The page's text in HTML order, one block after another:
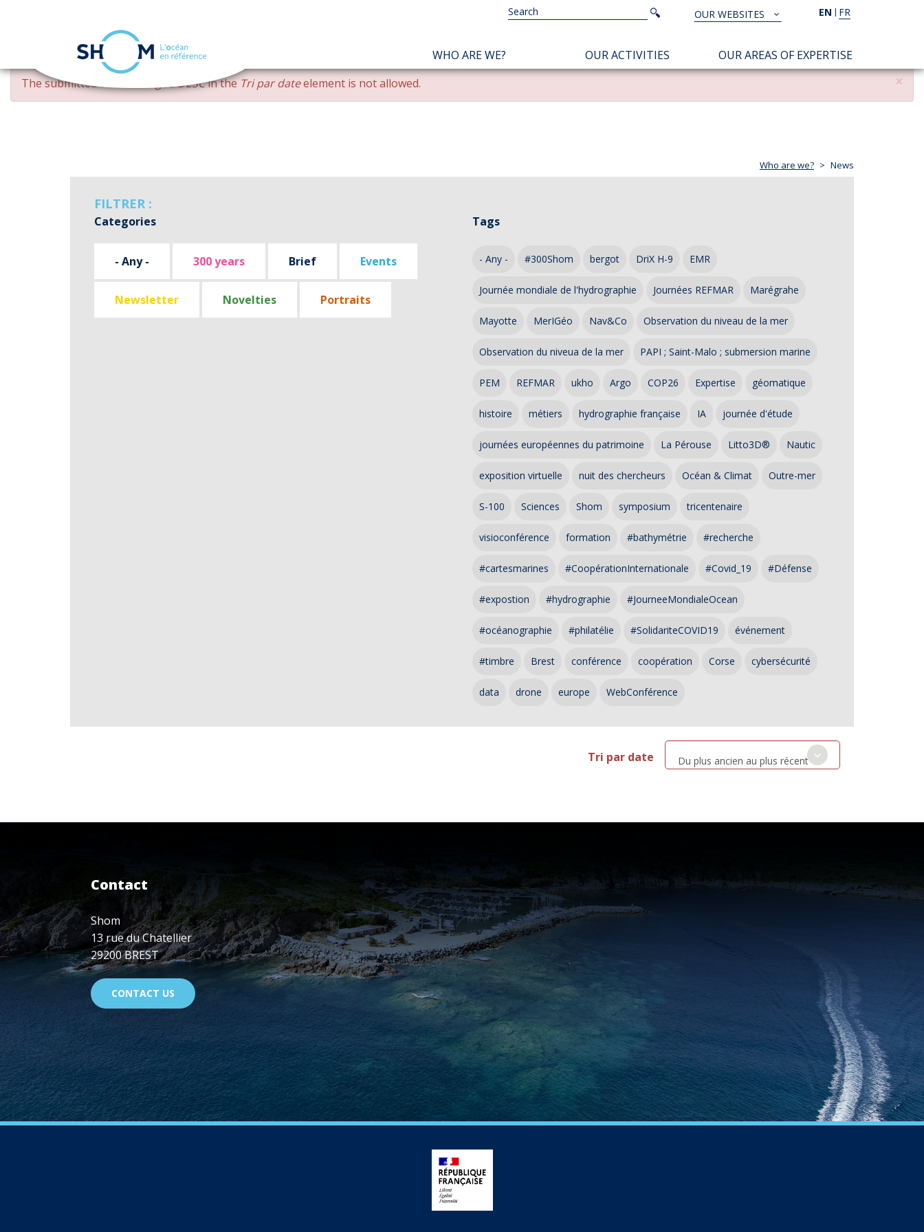
Skip
main
EN FR
TOUS
NOS
SITES
OUR WEBSITES
Search
Search
NAVIGATION
PRINCIPALE
WHO ARE WE? OUR ACTIVITIES OUR AREAS OF EXPERTISE
×
ERROR
MESSAGE
The submitted value changed DESCin theTri par dateelement is not allowed.
Who are we? News
FILTRER :
Categories
- Any - 300 years Brief Events
Newsletter Novelties Portraits
Tags
- Any - #300Shom bergot DriX H-9 EMR
Journée mondiale de l'hydrographie Journées REFMAR Marégrahe
Mayotte MerIGéo Nav&Co Observation du niveau de la mer
Observation du niveua de la mer PAPI ; Saint-Malo ; submersion marine
PEM REFMAR ukho Argo COP26 Expertise géomatique
histoire métiers hydrographie française IA journée d'étude
journées européennes du patrimoine La Pérouse Litto3D® Nautic
exposition virtuelle nuit des chercheurs Océan & Climat Outre-mer
S-100 Sciences Shom symposium tricentenaire
visioconférence formation #bathymétrie #recherche
#cartesmarines #CoopérationInternationale #Covid_19 #Défense
#expostion #hydrographie #JourneeMondialeOcean
#océanographie #philatélie #SolidariteCOVID19 événement
#timbre Brest conférence coopération Corse cybersécurité
data drone europe WebConférence
Tri par date Du plus ancien au plus récent
Contact
Shom
13 rue du Chatellier
29200 BREST
CONTACT US